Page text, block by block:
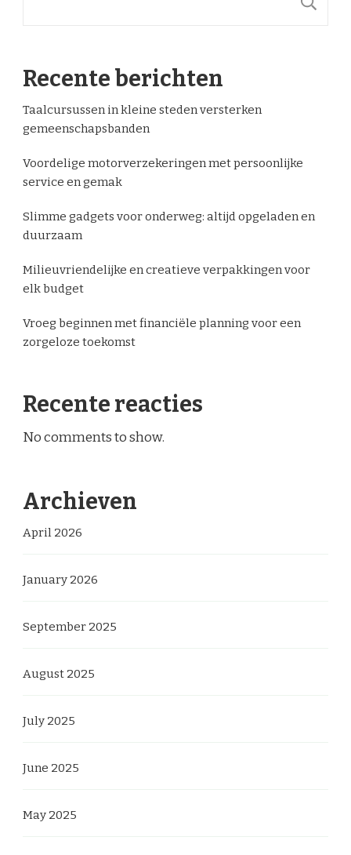
Recente berichten
Taalcursussen in kleine steden versterken
gemeenschapsbanden
Voordelige motorverzekeringen met persoonlijke
service en gemak
Slimme gadgets voor onderweg: altijd opgeladen en
duurzaam
Milieuvriendelijke en creatieve verpakkingen voor
elk budget
Vroeg beginnen met financiële planning voor een
zorgeloze toekomst
Recente reacties
No comments to show.
Archieven
April 2026
January 2026
September 2025
August 2025
July 2025
June 2025
May 2025